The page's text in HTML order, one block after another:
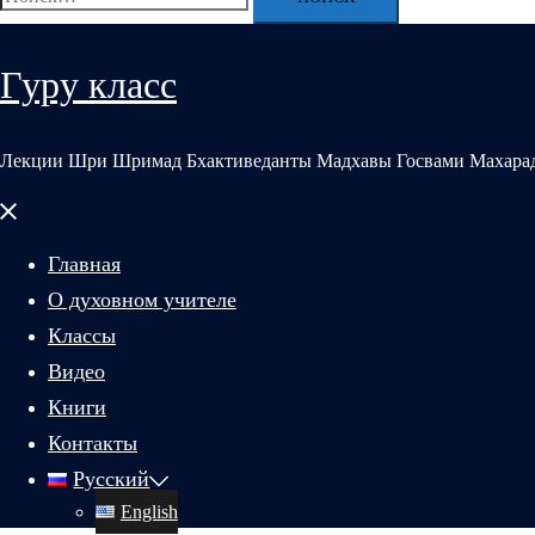
Гуру класс
Лекции Шри Шримад Бхактиведанты Мадхавы Госвами
Закрыть
Главная
О духовном учителе
Классы
Видео
Книги
Контакты
Русский
English